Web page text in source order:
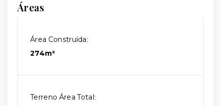
Áreas
Área Construída:
274m²
Terreno Área Total: